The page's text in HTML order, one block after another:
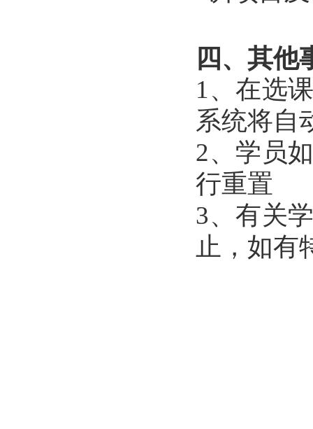
四、其他
1、在选
系统将自
2、学员
行重置
3、有关
止，如有